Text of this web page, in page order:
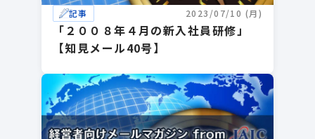
記事 2023/07/10 (月)
「２００８年４月の新入社員研修」
【知見メール40号】